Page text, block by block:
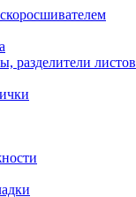
разделители листов